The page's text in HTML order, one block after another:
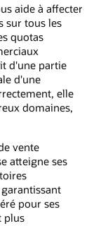
aide à affecter
sur tous les
quotas
d'une partie
d'une
elle
domaines,
vente
atteigne ses
pour ses
plus